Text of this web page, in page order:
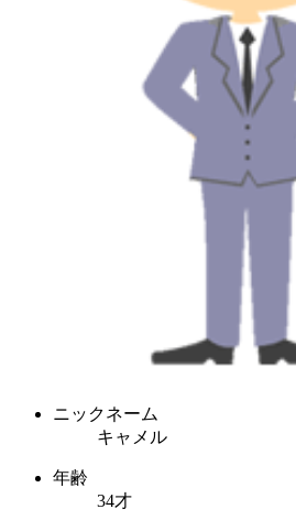
ニックネーム
キャメル
年齢
34才